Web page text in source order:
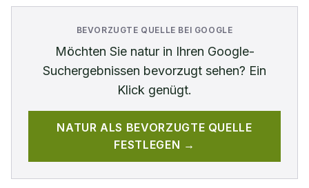
BEVORZUGTE QUELLE BEI GOOGLE
Möchten Sie naturin Ihren Google-
Suchergebnissen bevorzugt sehen? Ein
Klick genügt.
NATUR ALS BEVORZUGTE QUELLE
FESTLEGEN →